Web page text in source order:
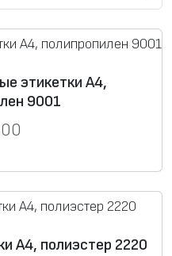
этикетки А4,
9001
А4, полиэстер 2220